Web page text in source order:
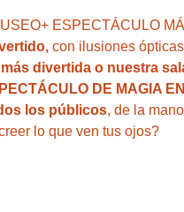
ESPECTÁCULO
con ilusiones
divertida o nuestra
DE MAGIA
los públicos, de la
lo que ven tus ojos?